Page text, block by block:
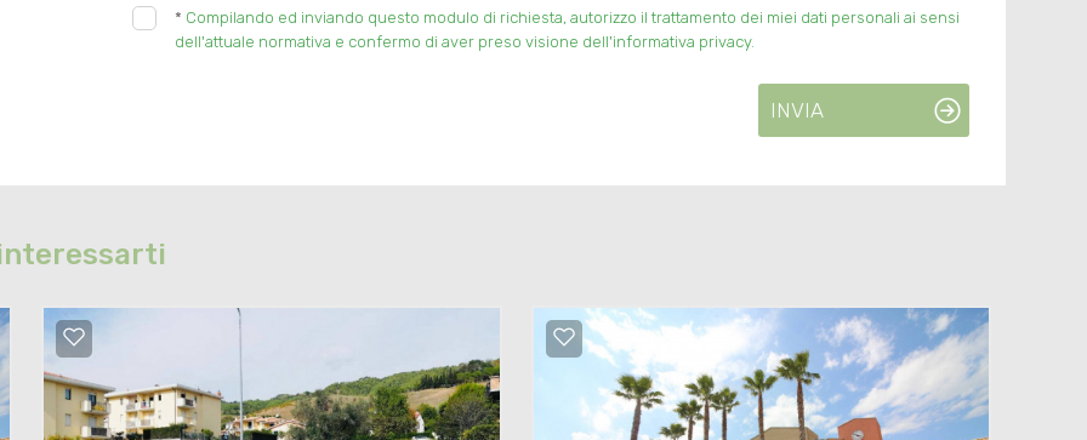
* Compilando ed inviando questo modulo di richiesta, autorizzo il trattamento dei miei dati personali ai sensi
dell'attuale normativa e confermo di aver preso visione dell'informativa privacy.
INVIA